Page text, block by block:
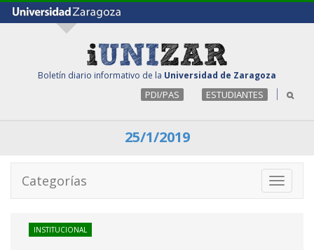
Boletín diario informativo de la Universidad de Zaragoza
PDI/PAS ESTUDIANTES
25/1/2019
Toggle
Categorías
INSTITUCIONAL